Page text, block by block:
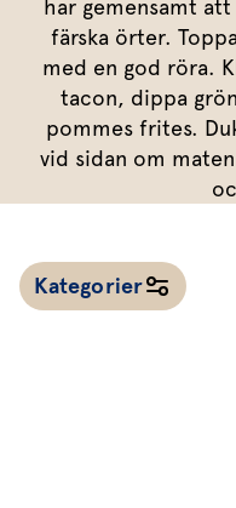
Dressing
Vinägrett
Örtolja
har gemensamt
färska örter.
med en god röra.
tacon, dippa
pommes frites.
vid sidan om
Kategorier